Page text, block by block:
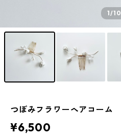
1/10
つぼみフラワーヘアコーム
¥6,500